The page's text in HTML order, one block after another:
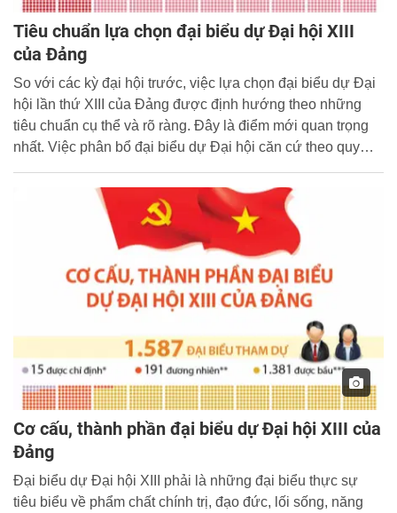
Tiêu chuẩn lựa chọn đại biểu dự Đại hội XIII
của Đảng
So với các kỳ đại hội trước, việc lựa chọn đại biểu dự Đại
hội lần thứ XIII của Đảng được định hướng theo những
tiêu chuẩn cụ thể và rõ ràng. Đây là điểm mới quan trọng
nhất. Việc phân bổ đại biểu dự Đại hội căn cứ theo quy
Cơ cấu, thành phần đại biểu dự Đại hội XIII của
Đảng
Đại biểu dự Đại hội XIII phải là những đại biểu thực sự
tiêu biểu về phẩm chất chính trị, đạo đức, lối sống, năng